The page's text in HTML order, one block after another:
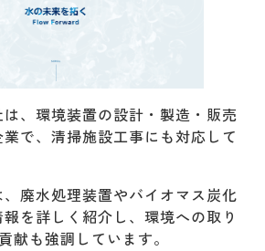
、環境装置の設計・製造・販売
で、清掃施設工事にも対応して
廃水処理装置やバイオマス炭化
を詳しく紹介し、環境への取り
献も強調しています。​